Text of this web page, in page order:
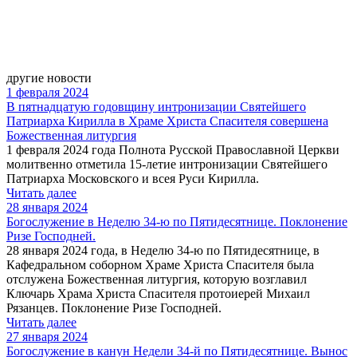
другие новости
1 февраля 2024
В пятнадцатую годовщину интронизации Святейшего
Патриарха Кирилла в Храме Христа Спасителя совершена
Божественная литургия
1 февраля 2024 года Полнота Русской Православной Церкви
молитвенно отметила 15-летие интронизации Святейшего
Патриарха Московского и всея Руси Кирилла.
Читать далее
28 января 2024
Богослужение в Неделю 34-ю по Пятидесятнице. Поклонение
Ризе Господней.
28 января 2024 года, в Неделю 34-ю по Пятидесятнице, в
Кафедральном соборном Храме Христа Спасителя была
отслужена Божественная литургия, которую возглавил
Ключарь Храма Христа Спасителя протоиерей Михаил
Рязанцев. Поклонение Ризе Господней.
Читать далее
27 января 2024
Богослужение в канун Недели 34-й по Пятидесятнице. Вынос